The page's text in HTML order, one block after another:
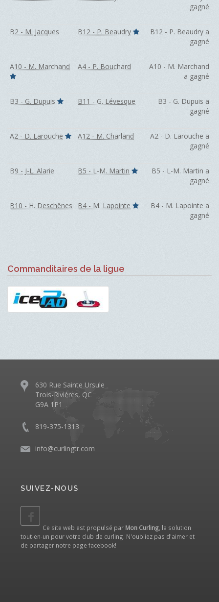
gagné
B2 - M. Jacques B12 - P. Beaudry
B12 - P. Beaudry a
gagné
A10 - M. Marchand A4 - P. Bouchard
A10 - M. Marchand
a gagné
B3 - G. Dupuis B11 - G. Lévesque
B3 - G. Dupuis a
gagné
A2 - D. Larouche A12 - M. Charland
A2 - D. Larouche a
gagné
B9 - J-L. Alarie B5 - L-M. Martin
B5 - L-M. Martin a
gagné
B10 - H. Deschênes B4 - M. Lapointe
B4 - M. Lapointe a
gagné
Commanditaires de la ligue
630 Rue Sainte Ursule
Trois-Rivières, QC
G9A 1P1
819-375-1313
info@curlingtr.com
SUIVEZ-NOUS
Ce site web est propulsé par Mon Curling , la solution
tout-en-un pour votre club de curling. N'oubliez pas d'aimer et
de partager notre page facebook!